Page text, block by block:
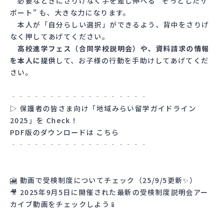
ポート” も、大きな力になります。
本人が「自分らしい選択」ができるよう、背中をさりげ
なく押してあげてください。
高校進学フェス（合同学校説明会）や、資料請求の情報
を本人に提供 して、お子様の行動を手助けしてあげてくだ
さい。
‐‐‐‐‐‐‐‐‐‐‐‐‐‐‐‐‐‐
▷ 保護者の皆さま向け「地域みらい留学ガイドライン
2025」を Check！
PDF版のダウンロードは こちら
‐‐‐‐‐‐‐‐‐‐‐‐‐‐‐‐‐‐
🎦 動画で受検制度についてチェック（25/9/5更新✨）
🎥 2025年9月5日に開催された最新の受検制度説明会アー
カイブ動画をチェックしよう📱